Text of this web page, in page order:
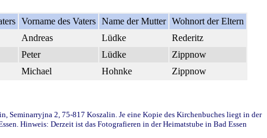
Vorname des Vaters Name der Mutter Wohnort der Eltern
Andreas Lüdke
Rederitz
Peter Lüdke
Zippnow
Michael Hohnke Zippnow
Seminarryjna 2, 75-817 Koszalin. Je eine Kopie des Kirchenbuches liegt in der
Hinweis: Derzeit ist das Fotografieren in der Heimatstube in Bad Essen